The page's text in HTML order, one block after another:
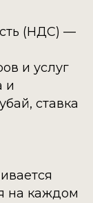
(НДС) —
и услуг
и
ставка
на каждом